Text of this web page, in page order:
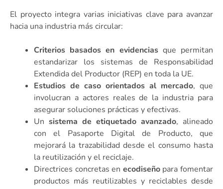
El proyecto integra varias iniciativas clave para avanzar
hacia una industria más circular:
Criterios basados en evidenciasque permitan
estandarizar los sistemas de Responsabilidad
Extendida del Productor (REP) en toda la UE.
Estudios de caso orientados al mercado, que
involucran a actores reales de la industria para
asegurar soluciones prácticas y efectivas.
Un sistema de etiquetado avanzado, alineado
con el Pasaporte Digital de Producto, que
mejorará la trazabilidad desde el consumo hasta
la reutilización y el reciclaje.
Directrices concretas en ecodiseñopara fomentar
productos más reutilizables y reciclables desde